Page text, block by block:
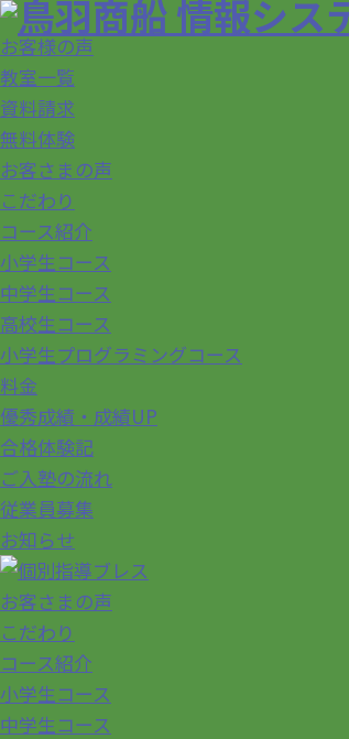
お客様の声
教室一覧
資料請求
無料体験
お客さまの声
こだわり
コース紹介
小学生コース
中学生コース
高校生コース
小学生プログラミングコース
料金
優秀成績・成績UP
合格体験記
ご入塾の流れ
従業員募集
お知らせ
お客さまの声
こだわり
コース紹介
小学生コース
中学生コース